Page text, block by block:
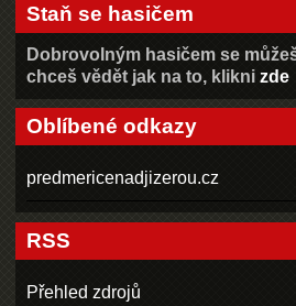
Staň se hasičem
Dobrovolným hasičem se
chceš vědět jak na to, kliknizde
Oblíbené odkazy
predmericenadjizerou.cz
RSS
Přehled zdrojů